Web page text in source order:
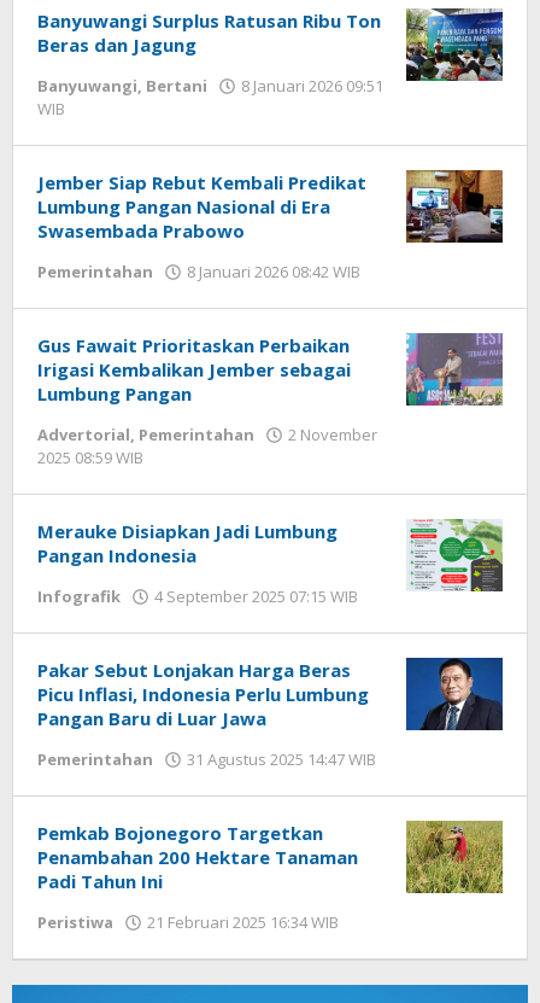
Banyuwangi Surplus Ratusan Ribu Ton
Beras dan Jagung
Banyuwangi, Bertani
8 Januari 2026 09:51
WIB
Jember Siap Rebut Kembali Predikat
Lumbung Pangan Nasional di Era
Swasembada Prabowo
Pemerintahan 8 Januari 2026 08:42 WIB
Gus Fawait Prioritaskan Perbaikan
Irigasi Kembalikan Jember sebagai
Lumbung Pangan
Advertorial, Pemerintahan
2 November
2025 08:59 WIB
Merauke Disiapkan Jadi Lumbung
Pangan Indonesia
Infografik 4 September 2025 07:15 WIB
Pakar Sebut Lonjakan Harga Beras
Picu Inflasi, Indonesia Perlu Lumbung
Pangan Baru di Luar Jawa
Pemerintahan 31 Agustus 2025 14:47 WIB
Pemkab Bojonegoro Targetkan
Penambahan 200 Hektare Tanaman
Padi Tahun Ini
Peristiwa 21 Februari 2025 16:34 WIB